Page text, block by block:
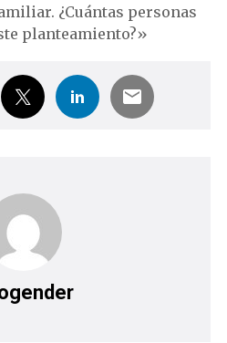
¿Cuántas personas
planteamiento?»